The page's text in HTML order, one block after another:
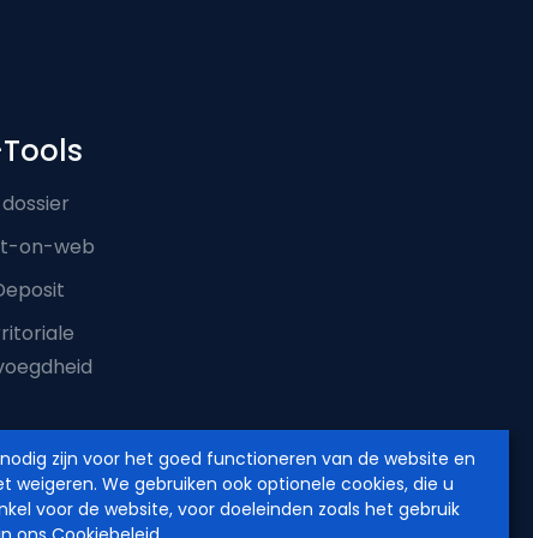
zijn voor het goed functioneren van de website en
weigeren. We gebruiken ook optionele cookies, die u
voor de website, voor doeleinden zoals het gebruik
on-web